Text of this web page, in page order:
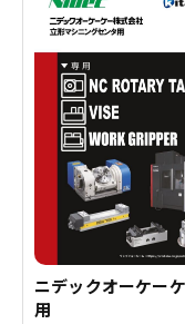
ニデックオーケー
用